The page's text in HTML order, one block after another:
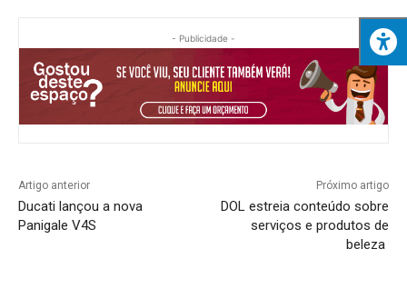
- Publicidade -
Artigo anterior
Ducati lançou a nova
Panigale V4S
Próximo artigo
DOL estreia conteúdo sobre
serviços e produtos de
beleza